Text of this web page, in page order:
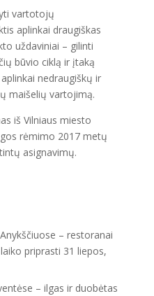
vartotojų
aplinkai draugiškas
uždaviniai – gilinti
būvio ciklą ir įtaką
nedraugiškų ir
maišelių vartojimą.
iš Vilniaus miesto
rėmimo 2017 metų
asignavimų.
– restoranai
priprasti 31 liepos,
– ilgas ir duobėtas